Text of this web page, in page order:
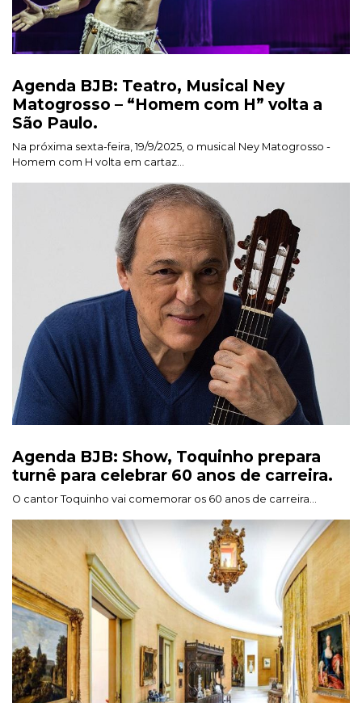
Agenda BJB: Teatro, Musical Ney
Matogrosso – “Homem com H” volta a
São Paulo.
Na próxima sexta-feira, 19/9/2025, o musical Ney Matogrosso -
Homem com H volta em cartaz...
Agenda BJB: Show, Toquinho prepara
turnê para celebrar 60 anos de carreira.
O cantor Toquinho vai comemorar os 60 anos de carreira...